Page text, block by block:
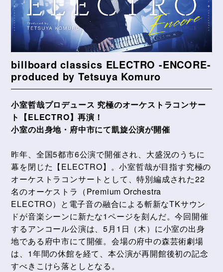
billboard classics ELECTRO -ENCORE-
produced by Tetsuya Komuro
小室哲哉プロデュース 究極のオーケストラコンサー
ト
【ELECTRO】再演！
小室の出身地・府中市にて凱旋公演が開催
昨年、全国5都市6公演で開催され、大盛況のうちに
幕を閉じた【ELECTRO】。小室哲哉が目指す究極の
オーケストラコンサートとして、特別編成された22
名のオーケストラ（Premium Orchestra
ELECTRO）と電子音の融合による斬新なTKサウン
ドが音楽シーンに新たな1ページを刻んだ。今回開催
するアンコール公演は、5月1日（木）に小室の出身
地である府中市にて開催。会場の府中の森芸術劇場
は、1年間の休館を経て、本公演が再開館後初の記念
すべきこけら落としとなる。